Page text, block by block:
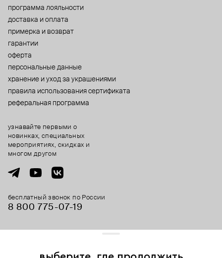
программа лояльности
доставка и оплата
примерка и возврат
гарантии
оферта
персональные данные
хранение и уход за украшениями
правила использования сертификата
реферальная программа
бесплатный звонок по России
8 800 775⁠-07⁠-19
узнавайте первыми о
новинках, специальных
мероприятиях, скидках и
многом другом